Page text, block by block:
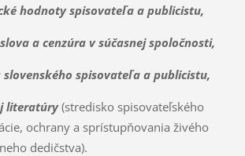
hodnoty spisovateľa a publicistu,
a cenzúra v súčasnej spoločnosti,
slovenského spisovateľa a publicistu,
literatúry(stredisko spisovateľského
ochrany a sprístupňovania živého
dedičstva).